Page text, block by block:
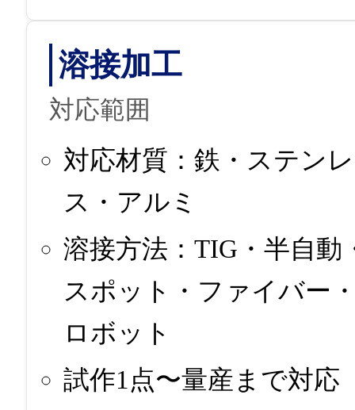
溶接加工
対応範囲
対応材質：鉄・ステンレ
ス・アルミ
溶接方法：TIG・半自動
スポット・ファイバー
ロボット
試作1点〜量産まで対応